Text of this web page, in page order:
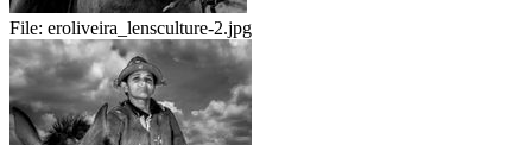
File: eroliveira_lensculture-2.jpg